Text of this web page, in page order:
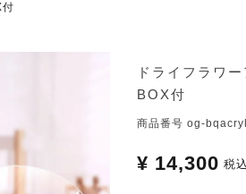
付
ドライフラワ
BOX付
商品番号 og-
¥ 14,300 税込